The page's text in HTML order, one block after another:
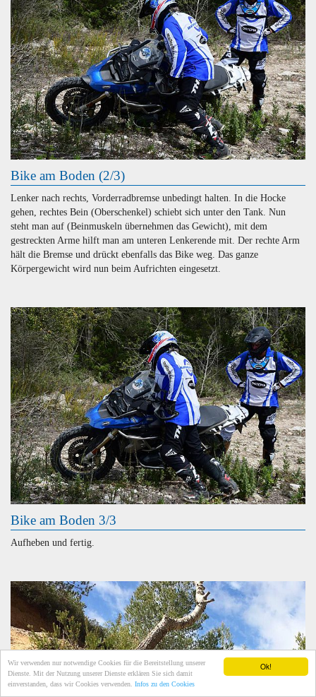
Ok!
Wir verwenden nur notwendige Cookies für die Bereitstellung unserer
Dienste. Mit der Nutzung unserer Dienste erklären Sie sich damit
einverstanden, dass wir Cookies verwenden. Infos zu den Cookies
Bike am Boden (2/3)
Lenker nach rechts, Vorderradbremse unbedingt halten. In die Hocke
gehen, rechtes Bein (Oberschenkel) schiebt sich unter den Tank. Nun
steht man auf (Beinmuskeln übernehmen das Gewicht), mit dem
gestreckten Arme hilft man am unteren Lenkerende mit. Der rechte Arm
hält die Bremse und drückt ebenfalls das Bike weg. Das ganze
Körpergewicht wird nun beim Aufrichten eingesetzt.
Bike am Boden 3/3
Aufheben und fertig.